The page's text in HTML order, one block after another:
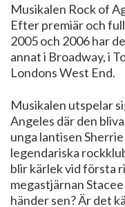
Musikalen Rock of
Efter premiär och
2005 och 2006 har
annat i Broadway, i
Londons West End.
Musikalen utspelar
Angeles där den
unga lantisen
legendariska
blir kärlek vid första
megastjärnan
händer sen? Är det